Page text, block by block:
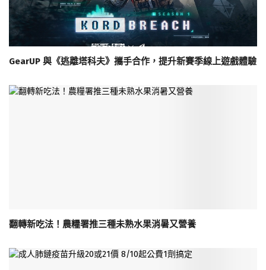
GearUP 與《逃離塔科夫》攜手合作，提升新賽季線上遊戲體驗
翻轉新吃法！農糧署推三種未熟水果消暑又營養